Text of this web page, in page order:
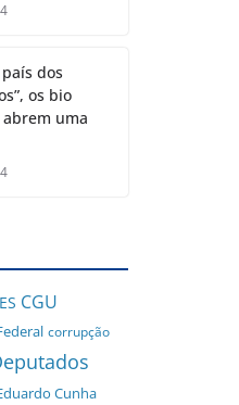
dos
os bio
uma
CGU
corrupção
Cunha